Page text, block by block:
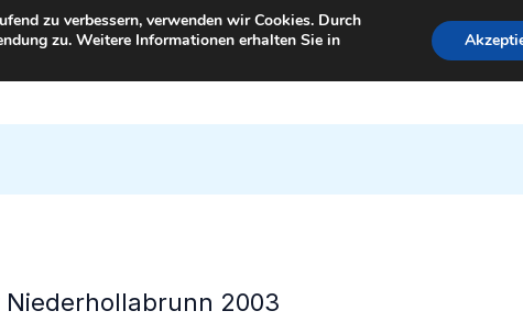
StartSeite
2003
zu verbessern, verwenden wir Cookies. Durch
zu. Weitere Informationen erhalten Sie in